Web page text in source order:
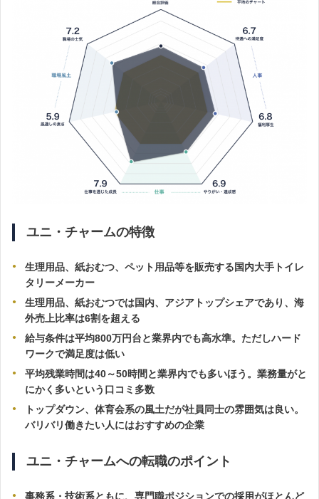
ユニ・チャームの特徴
生理用品、紙おむつ、ペット用品等を販売する国内大手トイレ
タリーメーカー
生理用品、紙おむつでは国内、アジアトップシェアであり、海
外売上比率は6割を超える
給与条件は平均800万円台と業界内でも高水準。ただしハード
ワークで満足度は低い
平均残業時間は40～50時間と業界内でも多いほう。業務量がと
にかく多いという口コミ多数
トップダウン、体育会系の風土だが社員同士の雰囲気は良い。
バリバリ働きたい人にはおすすめの企業
ユニ・チャームへの転職のポイント
事務系・技術系ともに、専門職ポジションでの採用がほとんど